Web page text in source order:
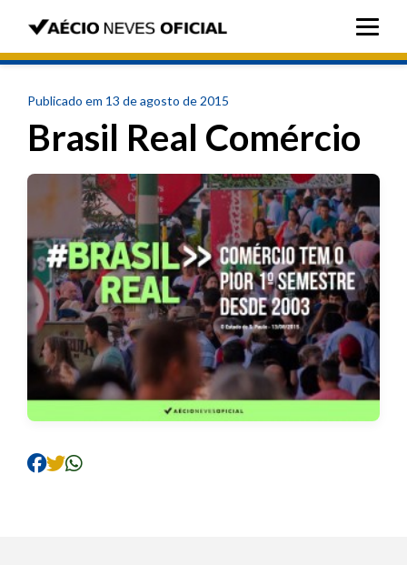
Publicado em 13 de agosto de 2015
Brasil Real Comércio